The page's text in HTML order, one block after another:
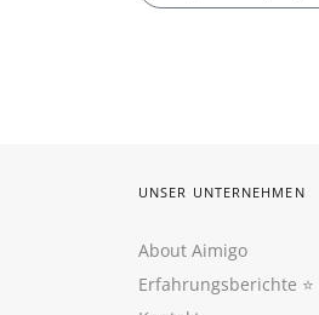
UNSER UNTERNEHMEN
About Aimigo
Erfahrungsberichte